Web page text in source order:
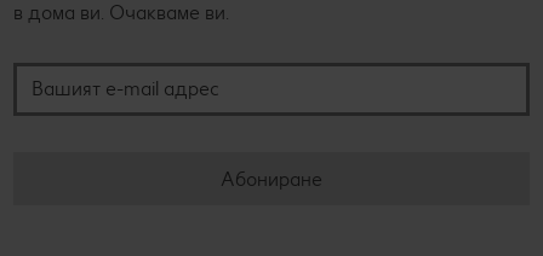
в дома ви. Очакваме ви.
Абониране